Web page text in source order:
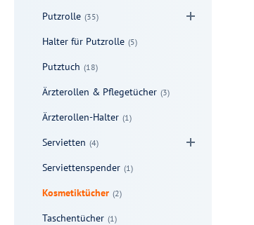
Putzrolle (35)
Halter für Putzrolle (5)
Putztuch (18)
Ärzterollen & Pflegetücher (3)
Ärzterollen-Halter (1)
Servietten (4)
Serviettenspender (1)
Kosmetiktücher (2)
Taschentücher (1)